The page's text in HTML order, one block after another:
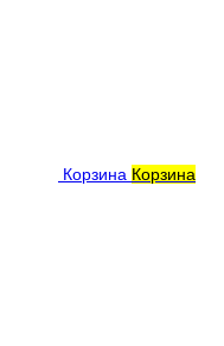
Корзина Корзина